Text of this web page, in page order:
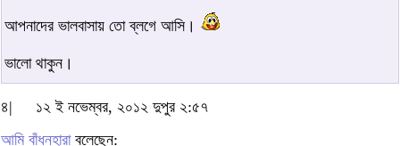
আপনাদের ভালবাসায় তো ব্লগে আসি।
ভালো থাকুন।
৪|
১২ ই নভেম্বর, ২০১২ দুপুর ২:৫৭
আমি বাঁধনহারাবলেছেন: